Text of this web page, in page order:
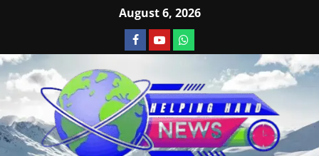
August 6, 2026